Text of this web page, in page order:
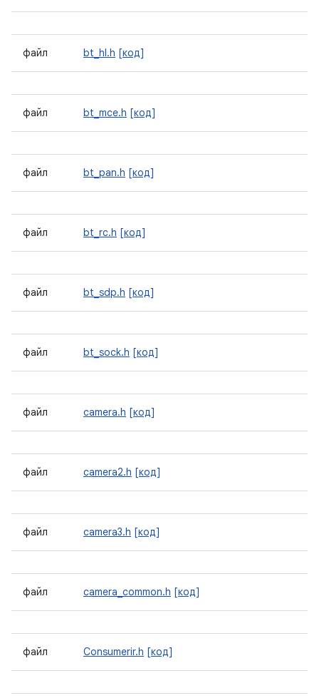
файл bt_hl.h [код]
файл bt_mce.h [код]
файл bt_pan.h [код]
файл bt_rc.h [код]
файл bt_sdp.h [код]
файл bt_sock.h [код]
файл camera.h [код]
файл camera2.h [код]
файл camera3.h [код]
файл camera_common.h [код]
файл Consumerir.h [код]